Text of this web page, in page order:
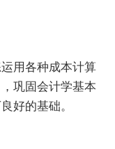
用各种成本计算
巩固会计学基本
好的基础。